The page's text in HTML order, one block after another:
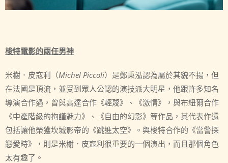
梭特電影的兩任男神
米榭．皮寇利（Michel Piccoli）是鄭秉泓認為屬於其貌不揚，但
在法國是頂流，並受到眾人公認的演技派大明星，他跟許多知名
導演合作過，曾與高達合作《輕蔑》、《激情》，與布紐爾合作
《中產階級的拘謹魅力》、《自由的幻影》等作品，其代表作還
包括讓他榮獲坎城影帝的《跳進太空》。與梭特合作的《當警探
戀愛時》，則是米榭．皮寇利很重要的一個演出，而且那個角色
太有趣了。